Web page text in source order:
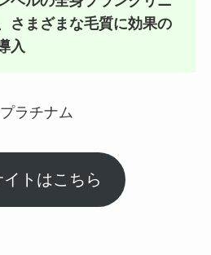
さまざまな毛質に効果の
入
ラチナム
トはこちら